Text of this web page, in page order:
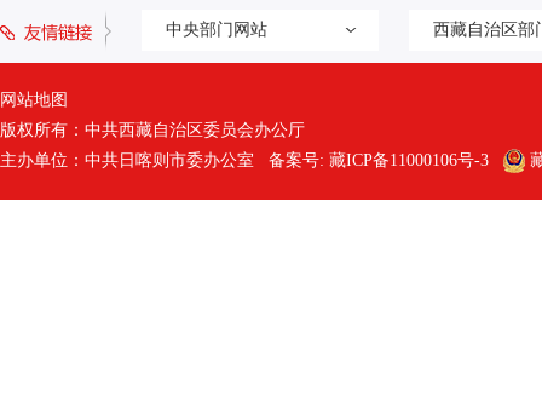
中央部门网站 西藏自治区部
网站地图
版权所有：中共西藏自治区委员会办公厅
主办单位：中共日喀则市委办公室 备案号: 藏ICP备11000106号-3